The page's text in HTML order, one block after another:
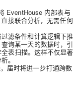
EventHouse 内部表与
接联合分析，无需任何
滤条件和计算逻辑下推
询某一天的数据时，引
表扫描。这样不仅显著
。
届时将进一步打通跨数